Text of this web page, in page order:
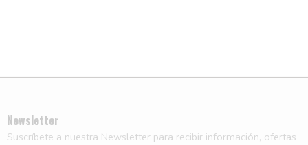
Newsletter
Suscríbete a nuestra Newsletter para recibir información, ofertas